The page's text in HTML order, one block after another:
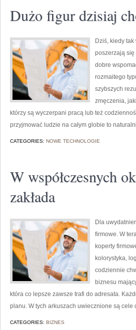
Dużo figur dzisiaj
Dziś, kiedy
poszerzają
dobre
rozmaitego
szybszych
zmęczenia,
którzy są wyczerpani pracą lub też
przyjmować ludzie na całym globie to
CATEGORIES: NOWE TECHNOLOGIE
W współczesnych
zakłada
Dla
firmowe. W
koperty
kolorystyka,
codziennie
biznesu
która co lepsze zawsze trafi do adresata.
planu. W tych arkuszach uwiecznione są
CATEGORIES: BIZNES